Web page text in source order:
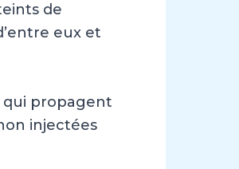
de
eux et
qui propagent
injectées